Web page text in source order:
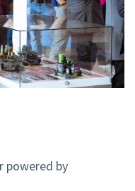
powered by